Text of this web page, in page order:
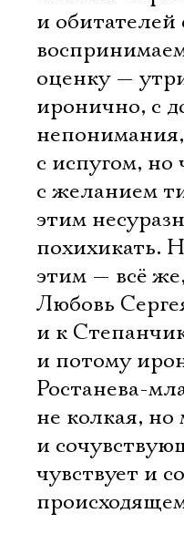
и обитателей
оценку —
иронично, с
с испугом,
с желанием
этим
похихикать.
этим — всё
Любовь
и к
и потому
Ростанева-
не колкая, но
и
чувствует и